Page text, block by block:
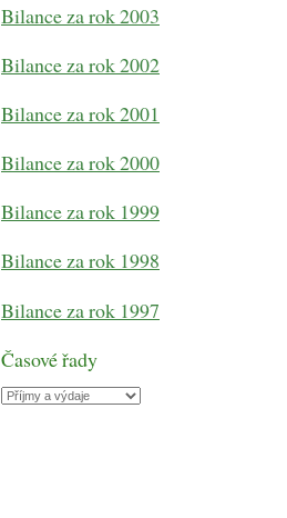
Bilance za rok 2003
Bilance za rok 2002
Bilance za rok 2001
Bilance za rok 2000
Bilance za rok 1999
Bilance za rok 1998
Bilance za rok 1997
Časové řady